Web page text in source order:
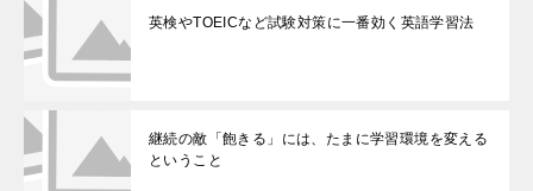
英検やTOEICなど試験対策に一番効く英語学習法
継続の敵「飽きる」には、たまに学習環境を変える
ということ